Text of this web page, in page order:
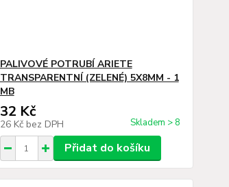
PALIVOVÉ POTRUBÍ ARIETE
TRANSPARENTNÍ (ZELENÉ) 5X8MM - 1
MB
32 Kč
26 Kč bez DPH Skladem > 8
Přidat do košíku